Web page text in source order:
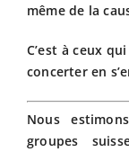
même de la
C’est à ceux
concerter en
Nous
groupes